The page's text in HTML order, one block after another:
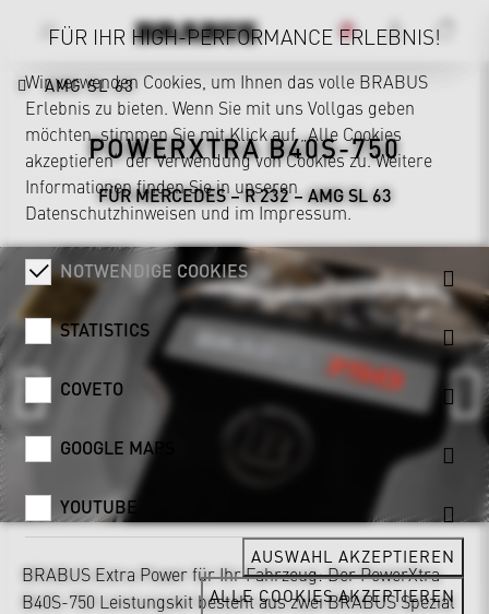
AMG SL 63
POWERXTRA B40S-750
FÜR MERCEDES – R 232 – AMG SL 63
BRABUS Extra Power für Ihr Fahrzeug: Der PowerXtra
B40S-750 Leistungskit besteht aus zwei BRABUS Spezial
FÜR IHR HIGH-PERFORMANCE ERLEBNIS!
Wir verwenden Cookies, um Ihnen das volle BRABUS
Erlebnis zu bieten. Wenn Sie mit uns Vollgas geben
möchten, stimmen Sie mit Klick auf „Alle Cookies
akzeptieren“ der Verwendung von Cookies zu. Weitere
Informationen finden Sie in unseren
Datenschutzhinweisenund im Impressum.
NOTWENDIGE COOKIES
STATISTICS
COVETO
GOOGLE MAPS
YOUTUBE
AUSWAHL AKZEPTIEREN
ALLE COOKIES AKZEPTIEREN